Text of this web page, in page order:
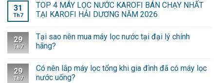
31
Th7
TOP 4 MÁY LỌC NƯỚC KAROFI BÁN CHẠY NHẤT
TẠI KAROFI HẢI DƯƠNG NĂM 2026
29
Th7
Tại sao nên mua máy lọc nước tại đại lý chính
hãng?
29
Th7
Có nên lắp máy lọc tổng khi gia đình đã có máy lọc
nước uống?